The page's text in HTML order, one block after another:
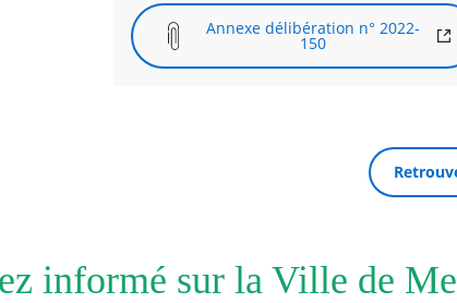
Annexe délibération n° 2022-
150
informé sur la Ville de